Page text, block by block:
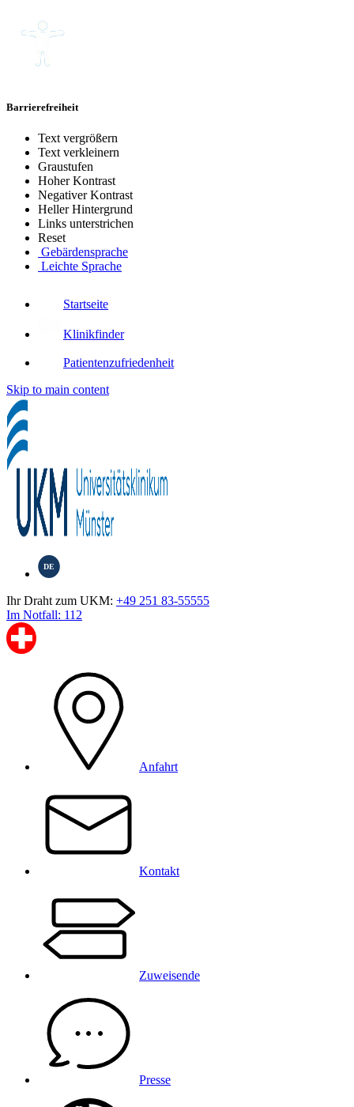
Barrierefreiheit
Text vergrößern
Text verkleinern
Graustufen
Hoher Kontrast
Negativer Kontrast
Heller Hintergrund
Links unterstrichen
Reset
Gebärdensprache
Leichte Sprache
Startseite
Klinikfinder
Patientenzufriedenheit
Skip to main content
DE
Ihr Draht zum UKM: +49 251 83-55555
Im Notfall: 112
Anfahrt
Kontakt
Zuweisende
Presse